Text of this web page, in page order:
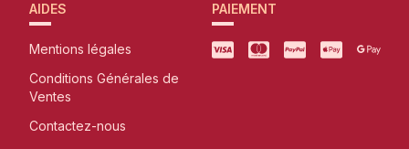
AIDES
Mentions légales
Conditions Générales de
Ventes
Contactez-nous
PAIEMENT